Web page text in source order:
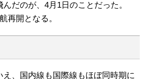
だのが、4月1日のことだった。
再開となる。
え、国内線も国際線もほぼ同時期に